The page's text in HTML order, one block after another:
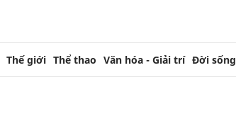
Thế giới Thể thao Văn hóa - Giải trí Đời sống